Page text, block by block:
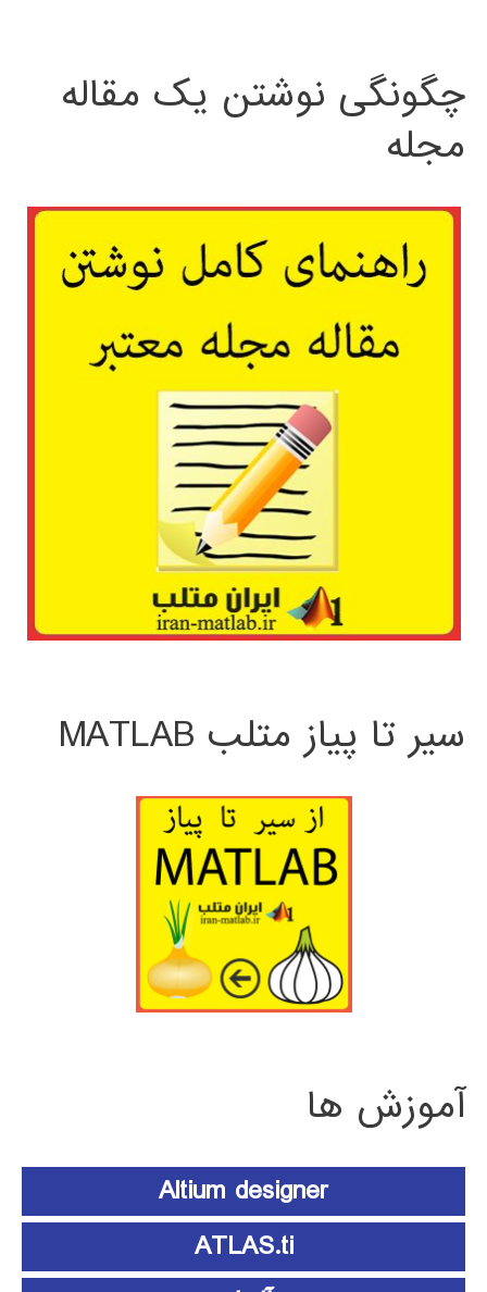
چگونگی نوشتن یک مقاله
مجله
سیر تا پیاز متلب MATLAB
آموزش ها
Altium designer
ATLAS.ti